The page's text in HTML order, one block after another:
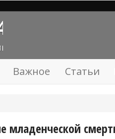
Важное Статьи
младенческой